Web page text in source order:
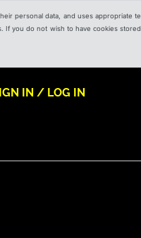
personal data, and uses appropriate
you do not wish to have cookies
IN / LOG IN